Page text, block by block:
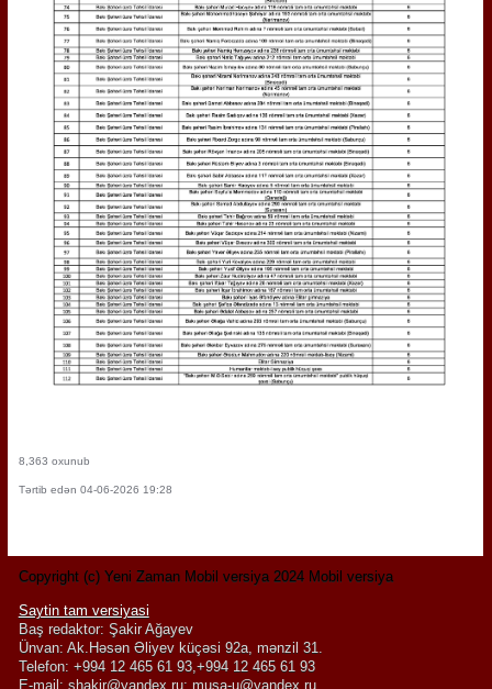
8,363 oxunub
Tərtib edən 04-06-2026 19:28
Copyright (c) Yeni Zaman Mobil versiya 2024 Mobil versiya
Saytin tam versiyasi
Baş redaktor: Şakir Ağayev
Ünvan: Ak.Həsən Əliyev küçəsi 92a, mənzil 31.
Telefon: +994 12 465 61 93,+994 12 465 61 93
E-mail: shakir@yandex.ru; musa-u@yandex.ru